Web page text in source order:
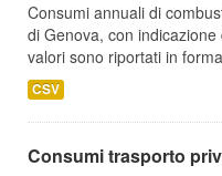
Consumi annuali di
di Genova, con
valori sono riportati in
CSV
Consumi trasporto